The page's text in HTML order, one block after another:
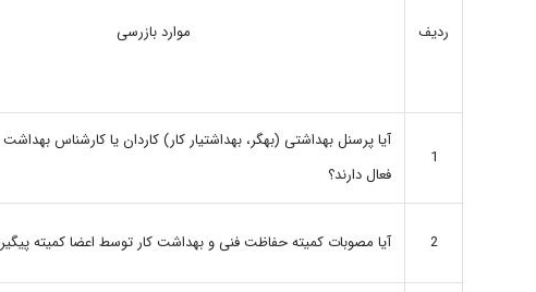
ردیف موارد بازرسی
1
آیا پرسنل بهداشتی (بهگر، بهداشتیار کار) کاردان یا کارشناس
فعال دارند؟
2 آیا مصوبات کمیته حفاظت فنی و بهداشت کار توسط اعضا کمیته